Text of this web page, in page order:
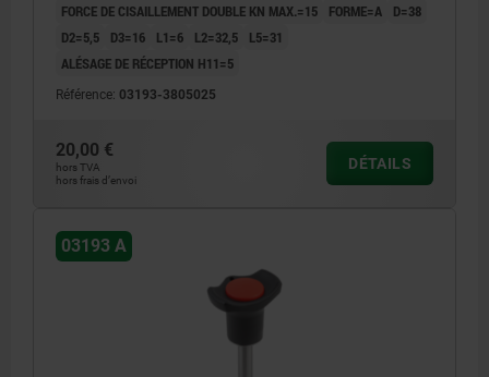
FORCE DE CISAILLEMENT DOUBLE KN MAX.=15
FORME=A
D=38
D2=5,5
D3=16 L1=6 L2=32,5
L5=31
ALÉSAGE DE RÉCEPTION H11=5
Référence: 03193-3805025
20,00 €
hors TVA
hors frais d’envoi
DÉTAILS
03193 A